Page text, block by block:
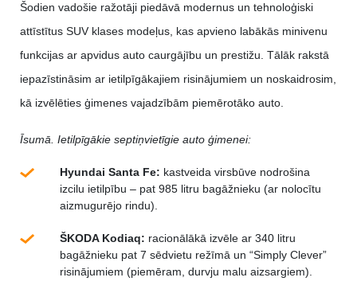
Šodien vadošie ražotāji piedāvā modernus un tehnoloģiski
attīstītus SUV klases modeļus, kas apvieno labākās minivenu
funkcijas ar apvidus auto caurgājību un prestižu. Tālāk rakstā
iepazīstināsim ar ietilpīgākajiem risinājumiem un noskaidrosim,
kā izvēlēties ģimenes vajadzībām piemērotāko auto.
Īsumā. Ietilpīgākie septiņvietīgie auto ģimenei:
Hyundai Santa Fe: kastveida virsbūve nodrošina
izcilu ietilpību – pat 985 litru bagāžnieku (ar nolocītu
aizmugurējo rindu).
ŠKODA Kodiaq: racionālākā izvēle ar 340 litru
bagāžnieku pat 7 sēdvietu režīmā un “Simply Clever”
risinājumiem (piemēram, durvju malu aizsargiem).